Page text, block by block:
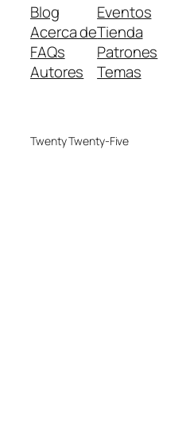
Blog
Acerca de
FAQs
Autores
Eventos
Tienda
Patrones
Temas
Twenty Twenty-Five